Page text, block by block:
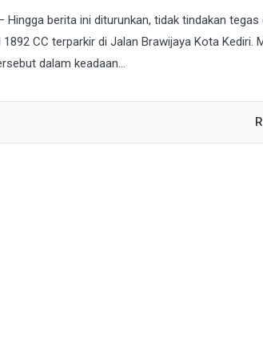
Hingga berita ini diturunkan, tidak tindakan
1892 CC terparkir di Jalan Brawijaya Kota
dalam keadaan...